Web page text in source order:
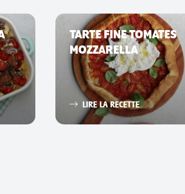
TARTE FINE TOMATES
MOZZARELLA
LIRE LA RECETTE